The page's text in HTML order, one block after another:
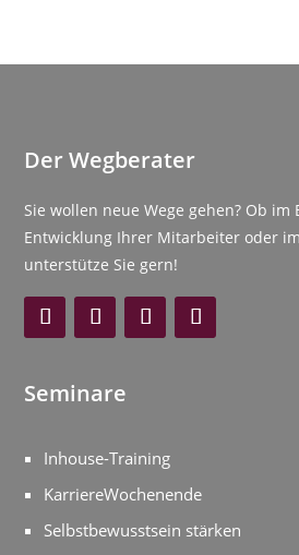
Der Wegberater
Sie wollen neue Wege gehen? Ob im
Entwicklung Ihrer Mitarbeiter oder
unterstütze Sie gern!
Seminare
Inhouse-Training
KarriereWochenende
Selbstbewusstsein stärken